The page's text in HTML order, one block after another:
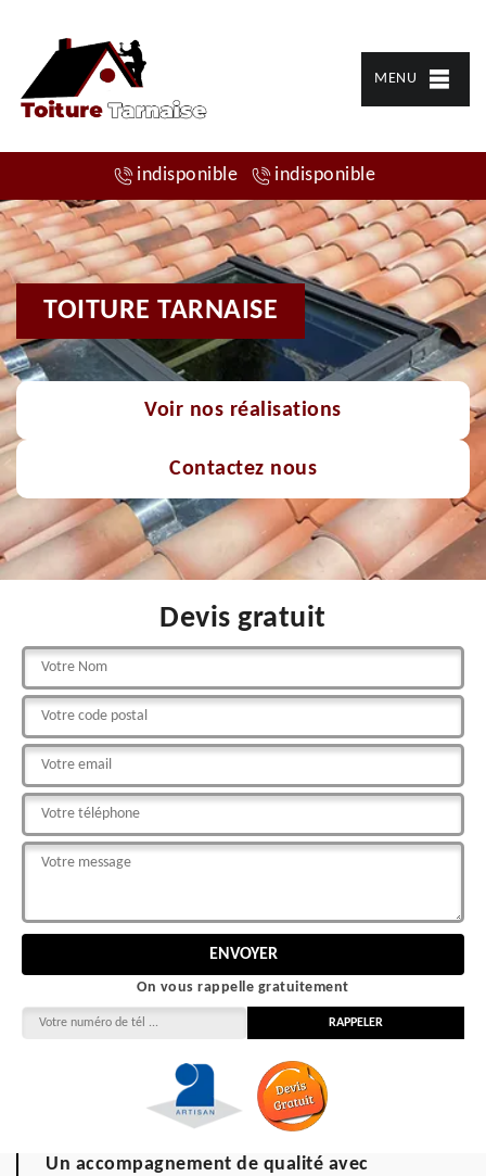
MENU
indisponible indisponible
TOITURE TARNAISE
Voir nos réalisations
Contactez nous
Devis gratuit
On vous rappelle gratuitement
Un accompagnement de qualité avec